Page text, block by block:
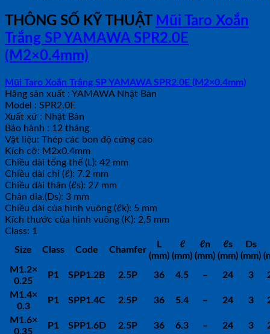
THÔNG SỐ KỸ THUẬT Mũi Taro Xoắn
Trắng SP YAMAWA SPR2.0E
(M2×0.4mm)
Mũi Taro Xoắn Trắng SP YAMAWA SPR2.0E (M2×0.4mm)
Hãng sản xuất : YAMAWA Nhật Bản
Model : SPR2.0E
Xuất xứ : Nhật Bản
Bảo hành : 12 tháng
Vật liệu: Thép các bon độ cứng cao
Kích cỡ: M2x0.4mm
Chiều dài tổng thể (L): 42 mm
Chiều dài chỉ (ℓ): 7.2 mm
Chiều dài thân (ℓs): 27 mm
Chân dia.(Ds): 3 mm
Chiều dài của hình vuông (ℓk): 5 mm
Kích thước của hình vuông (K): 2,5 mm
Class: 1
Size
Class Code Chamfer
L
(mm)
ℓ
(mm)
ℓn
(mm)
ℓs
(mm)
Ds
(mm)
M1.2×
0.25
P1 SPP1.2B 2.5P 36 4.5 – 24 3
M1.4×
0.3
P1 SPP1.4C 2.5P 36 5.4 – 24 3
M1.6×
0.35
P1 SPP1.6D 2.5P 36 6.3 – 24 3